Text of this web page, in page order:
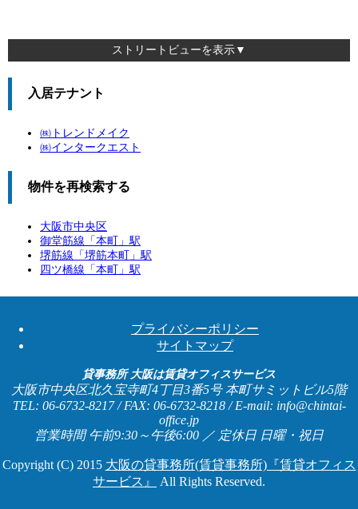
ストリートビューを表示▼
入居テナント
㈱トレンドメイク
㈱インタークエスト
物件を再検索する
大阪市中央区
御堂筋線「 本町
」駅
堺筋線「 堺筋本町
」駅
四ツ橋線「 本町 」駅
プライバシーポリシー
サイトマップ
貸事務所 大阪は賃貸オフィスサービス
大阪市中央区北久宝寺町4丁目3番5号 本町サミットビル5階
TEL: 06-6732-8217 / FAX: 06-6732-8218 / E-mail: info@chintai-
office.jp
営業時間 午前9:30～午後6:00 ／ 定休日 日曜・祝日
Copyright (C) 2015 大阪の貸事務所(賃貸事務所)『賃貸オフィス
サービス』
All Rights Reserved.